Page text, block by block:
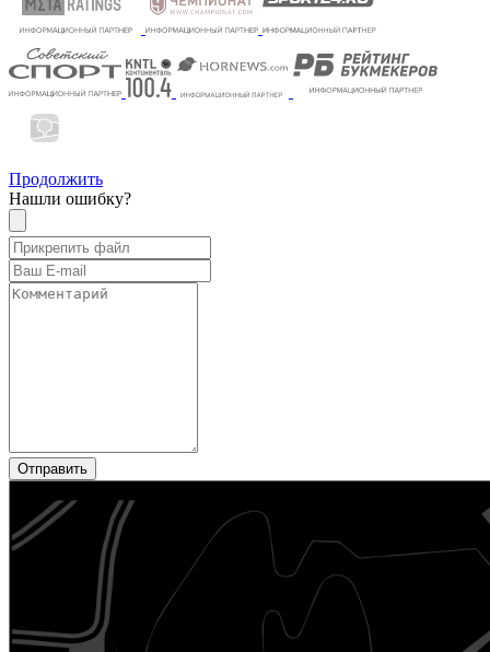
Продолжить
Нашли ошибку?